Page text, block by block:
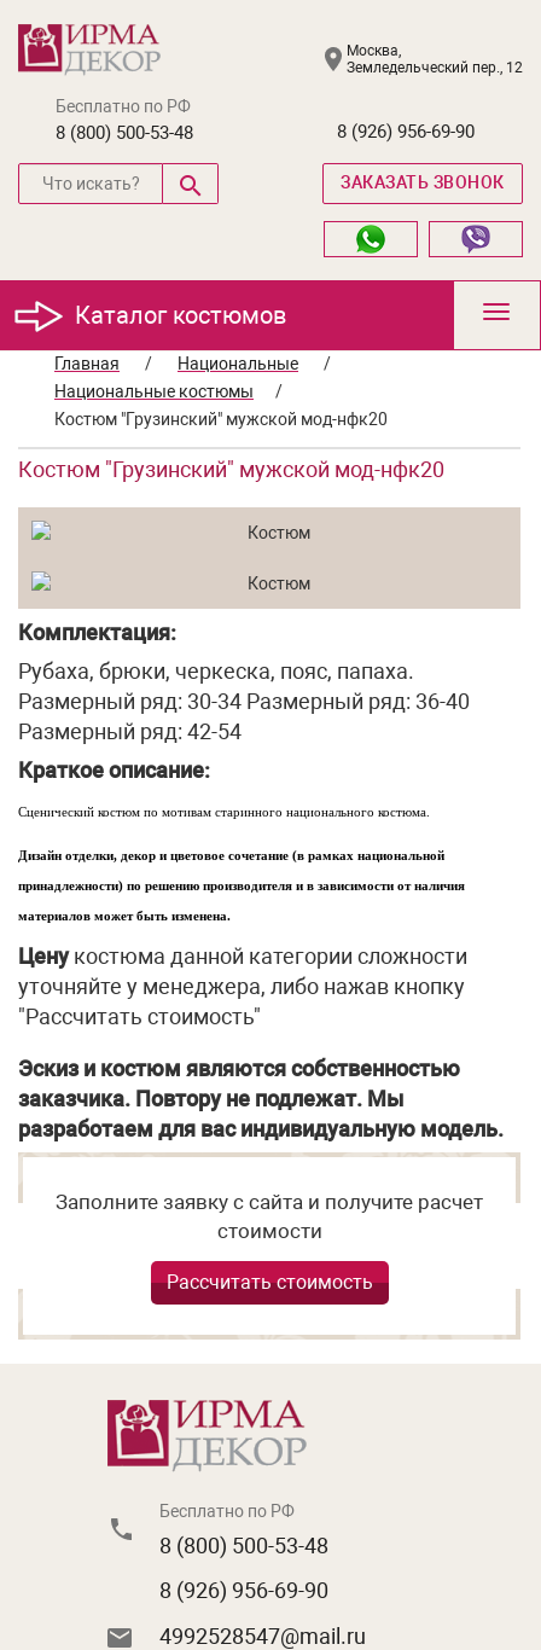
Москва,
Земледельческий пер., 12
Бесплатно по РФ
8 (800) 500-53-48 8 (926) 956-69-90
ЗАКАЗАТЬ ЗВОНОК
Каталог костюмов
Главная
/ Национальные
/
Национальные костюмы
/
Костюм "Грузинский" мужской мод-нфк20
Костюм "Грузинский" мужской мод-нфк20
Комплектация:
Рубаха, брюки, черкеска, пояс, папаха.
Размерный ряд: 30-34 Размерный ряд: 36-40
Размерный ряд: 42-54
Краткое описание:
Сценический костюм по мотивам старинного национального костюма.
Дизайн отделки, декор и цветовое сочетание (в рамках национальной
принадлежности) по решению производителя и в зависимости от наличия
материалов может быть изменена.
Ценукостюма данной категории сложности
уточняйте у менеджера, либо нажав кнопку
"Рассчитать стоимость"
Эскиз и костюм являются собственностью
заказчика. Повтору не подлежат. Мы
разработаем для вас индивидуальную модель.
Заполните заявку с сайта и получите расчет
стоимости
Рассчитать стоимость
Бесплатно по РФ
8 (800) 500-53-48
8 (926) 956-69-90
4992528547@mail.ru